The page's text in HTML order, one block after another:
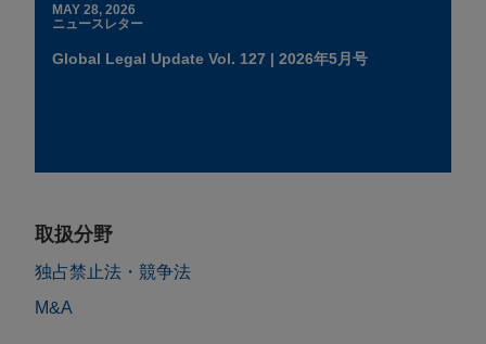
MAY 28, 2026
ニュースレター
Global Legal Update Vol. 127 | 2026年5月号
取扱分野
独占禁止法・競争法
M&A